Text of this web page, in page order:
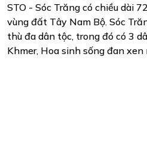
STO - Sóc Trăng có chiều dài
vùng đất Tây Nam Bộ. Sóc
thù đa dân tộc, trong đó có 3
Khmer, Hoa sinh sống đan